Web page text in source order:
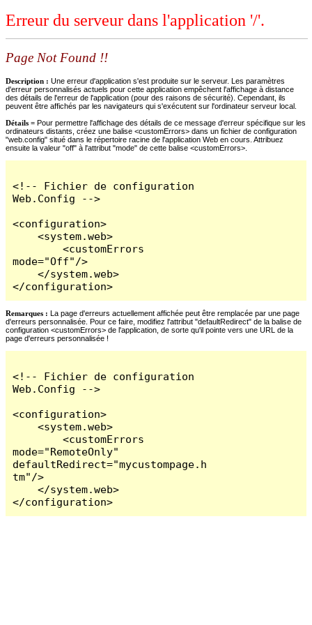
Erreur du serveur dans l'application '/'.
Page Not Found !!
Description : Une erreur d'application s'est produite sur le serveur. Les paramètres
d'erreur personnalisés actuels pour cette application empêchent l'affichage à distance
des détails de l'erreur de l'application (pour des raisons de sécurité). Cependant, ils
peuvent être affichés par les navigateurs qui s'exécutent sur l'ordinateur serveur local.
Détails = Pour permettre l'affichage des détails de ce message d'erreur spécifique sur les
ordinateurs distants, créez une balise <customErrors> dans un fichier de configuration
"web.config" situé dans le répertoire racine de l'application Web en cours. Attribuez
ensuite la valeur "off" à l'attribut "mode" de cette balise <customErrors>.
<!-- Fichier de configuration
Web.Config -->
<configuration>
    <system.web>
        <customErrors
mode="Off"/>
    </system.web>
</configuration>
Remarques : La page d'erreurs actuellement affichée peut être remplacée par une page
d'erreurs personnalisée. Pour ce faire, modifiez l'attribut "defaultRedirect" de la balise de
configuration <customErrors> de l'application, de sorte qu'il pointe vers une URL de la
page d'erreurs personnalisée !
<!-- Fichier de configuration
Web.Config -->
<configuration>
    <system.web>
        <customErrors
mode="RemoteOnly"
defaultRedirect="mycustompage.h
tm"/>
    </system.web>
</configuration>